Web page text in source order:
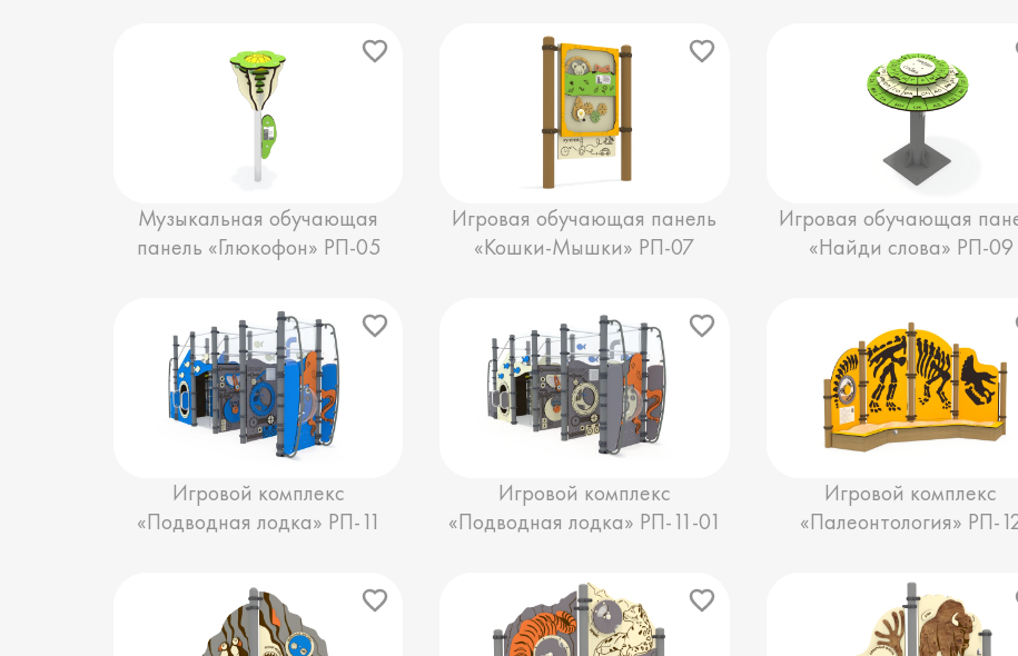
Музыкальная обучающая
панель «Глюкофон» РП-05
Игровая обучающая панель
«Кошки-Мышки» РП-07
Игровая обучающая
«Найди слова» РП-09
Игровой комплекс
«Подводная лодка» РП-11
Игровой комплекс
«Подводная лодка» РП-11-01
Игровой комплекс
«Палеонтология» РП-